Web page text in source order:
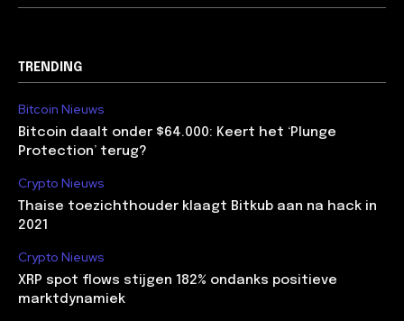
TRENDING
Bitcoin Nieuws
Bitcoin daalt onder $64.000: Keert het ‘Plunge
Protection’ terug?
Crypto Nieuws
Thaise toezichthouder klaagt Bitkub aan na hack in
2021
Crypto Nieuws
XRP spot flows stijgen 182% ondanks positieve
marktdynamiek